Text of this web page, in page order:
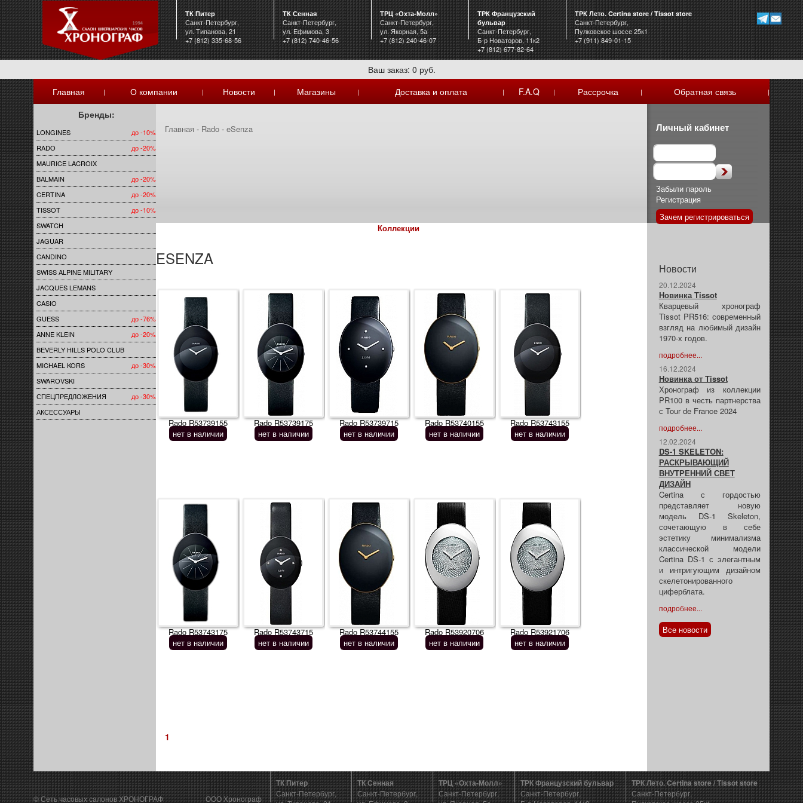
ТК Питер
Санкт-Петербург,
ул. Типанова, 21
+7 (812) 335-68-56
ТК Сенная
Санкт-Петербург,
ул. Ефимова, 3
+7 (812) 740-46-56
ТРЦ «Охта-Молл»
Санкт-Петербург,
ул. Якорная, 5а
+7 (812) 240-46-07
ТРК Французский
бульвар
Санкт-Петербург,
Б-р Новаторов, 11к2
+7 (812) 677-82-64
ТРК Лето. Certina store / Tissot store
Санкт-Петербург,
Пулковское шоссе 25к1
+7 (911) 849-01-15
Ваш заказ: 0 руб.
Главная
| О компании | Новости | Магазины | Доставка и оплата | F.A.Q | Рассрочка | Обратная связь |
Бренды:
LONGINES
до -10%
RADO
до -20%
MAURICE LACROIX
BALMAIN
до -20%
CERTINA
до -20%
TISSOT
до -10%
SWATCH
JAGUAR
CANDINO
SWISS ALPINE MILITARY
JACQUES LEMANS
CASIO
GUESS
до -76%
ANNE KLEIN
до -20%
BEVERLY HILLS POLO CLUB
MICHAEL KORS
до -30%
SWAROVSKI
СПЕЦПРЕДЛОЖЕНИЯ
до -30%
АКСЕССУАРЫ
Главная - Rado -eSenza
Коллекции
ESENZA
Rado R53739155
нет в наличии
Rado R53739175
нет в наличии
Rado R53739715
нет в наличии
Rado R53740155
нет в наличии
Rado R53743155
нет в наличии
Rado R53743175
нет в наличии
Rado R53743715
нет в наличии
Rado R53744155
нет в наличии
Rado R53920706
нет в наличии
Rado R53921706
нет в наличии
1
Личный кабинет
Забыли пароль
Регистрация
Зачем регистрироваться
Новости
20.12.2024
Новинка Tissot
Кварцевый хронограф
Tissot PR516: современный
взгляд на любимый дизайн
1970-х годов.
подробнее...
16.12.2024
Новинка от Tissot
Хронограф из коллекции
PR100 в честь партнерства
с Tour de France 2024
подробнее...
12.02.2024
DS-1 SKELETON:
РАСКРЫВАЮЩИЙ
ВНУТРЕННИЙ СВЕТ
ДИЗАЙН
Certina с гордостью
представляет новую
модель DS-1 Skeleton,
сочетающую в себе
эстетику минимализма
классической модели
Certina DS-1 с элегантным
и интригующим дизайном
скелетонированного
циферблата.
подробнее...
Все новости
© Сеть часовых салонов ХРОНОГРАФ ООО Хронограф
ТК Питер
Санкт-Петербург,
ТК Сенная
Санкт-Петербург,
ТРЦ «Охта-Молл»
Санкт-Петербург,
ТРК Французский бульвар
Санкт-Петербург,
ТРК Лето. Certina store / Tissot store
Санкт-Петербург,